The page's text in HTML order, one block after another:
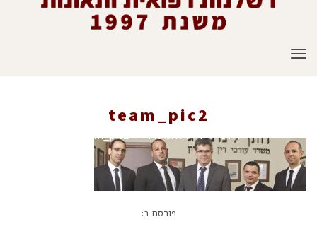
תפריט
ראשי » אודות המשרד »
team_pic2
team_pic2
פורסם ב: